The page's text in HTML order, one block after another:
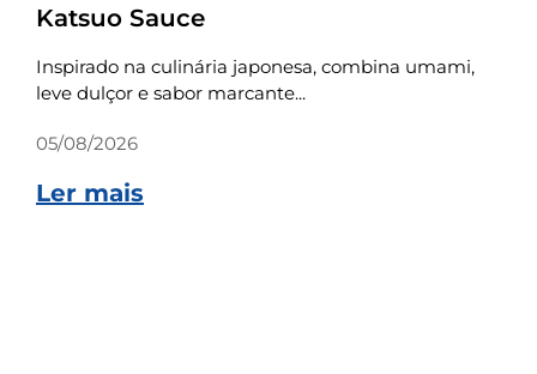
Katsuo Sauce
Inspirado na culinária japonesa, combina umami,
leve dulçor e sabor marcante...
05/08/2026
Ler mais